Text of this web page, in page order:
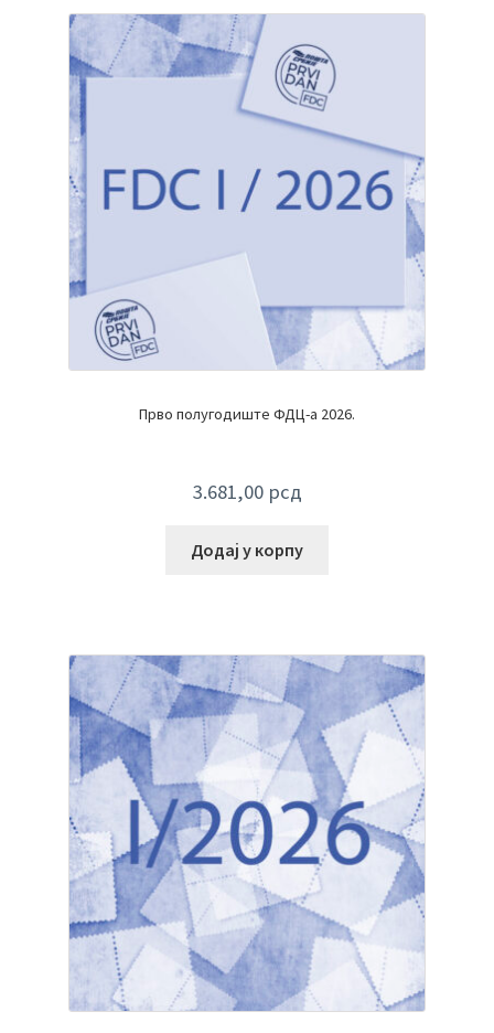
Прво полугодиште ФДЦ-а 2026.
3.681,00 рсд
Додај у корпу